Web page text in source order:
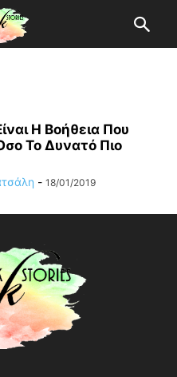
Η Βοήθεια Που
Το Δυνατό Πιο
- 18/01/2019